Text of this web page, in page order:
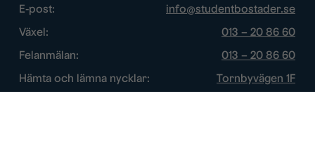
E-post:
info@studentbostader.se
Växel:
013 – 20 86 60
Felanmälan:
013 – 20 86 60
Hämta och lämna nycklar:
Tornbyvägen 1F